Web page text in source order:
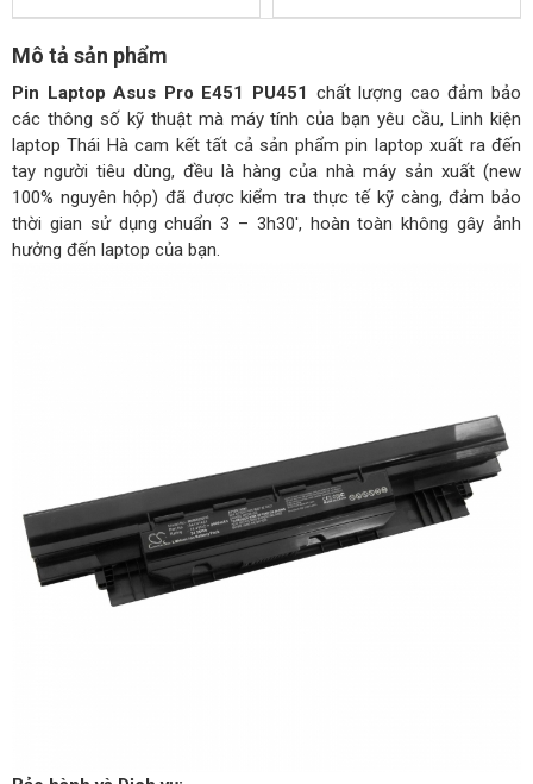
Mô tả sản phẩm
Pin Laptop Asus Pro E451 PU451 chất lượng cao đảm bảo
các thông số kỹ thuật mà máy tính của bạn yêu cầu, Linh kiện
laptop Thái Hà cam kết tất cả sản phẩm pin laptop xuất ra đến
tay người tiêu dùng, đều là hàng của nhà máy sản xuất (new
100% nguyên hộp) đã được kiểm tra thực tế kỹ càng, đảm bảo
thời gian sử dụng chuẩn 3 – 3h30′, hoàn toàn không gây ảnh
hưởng đến laptop của bạn.